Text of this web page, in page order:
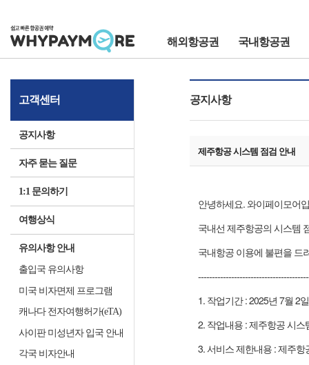
해외항공권 국내항공권
고객센터
공지사항
자주 묻는 질문
1:1 문의하기
여행상식
유의사항 안내
출입국 유의사항
미국 비자면제 프로그램
캐나다 전자여행허가(eTA)
사이판 미성년자 입국 안내
각국 비자안내
공지사항
제주항공 시스템 점검 안내
안녕하세요. 와이페이모어
국내선 제주항공의 시스템
국내항공 이용에 불편을 드
1. 작업기간 : 2025년 7월 2
2. 작업내용 : 제주항공 시스
3. 서비스 제한내용 : 제주